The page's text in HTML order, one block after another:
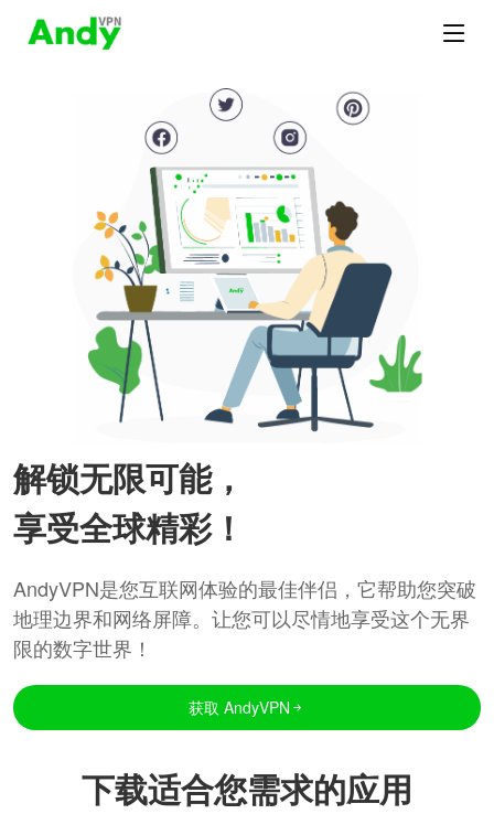
解锁无限可能，
享受全球精彩！
AndyVPN是您互联网体验的最佳伴侣，它帮助您突破
地理边界和网络屏障。让您可以尽情地享受这个无界
限的数字世界！
获取 AndyVPN
下载适合您需求的应用